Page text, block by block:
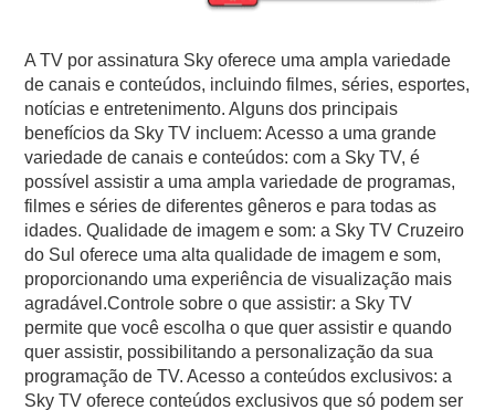
A TV por assinatura Sky oferece uma ampla variedade
de canais e conteúdos, incluindo filmes, séries, esportes,
notícias e entretenimento. Alguns dos principais
benefícios da Sky TV incluem: Acesso a uma grande
variedade de canais e conteúdos: com a Sky TV, é
possível assistir a uma ampla variedade de programas,
filmes e séries de diferentes gêneros e para todas as
idades. Qualidade de imagem e som: a Sky TV Cruzeiro
do Sul oferece uma alta qualidade de imagem e som,
proporcionando uma experiência de visualização mais
agradável.Controle sobre o que assistir: a Sky TV
permite que você escolha o que quer assistir e quando
quer assistir, possibilitando a personalização da sua
programação de TV. Acesso a conteúdos exclusivos: a
Sky TV oferece conteúdos exclusivos que só podem ser